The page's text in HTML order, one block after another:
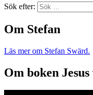
Sök efter:
Om Stefan
Läs mer om Stefan Swärd.
Om boken